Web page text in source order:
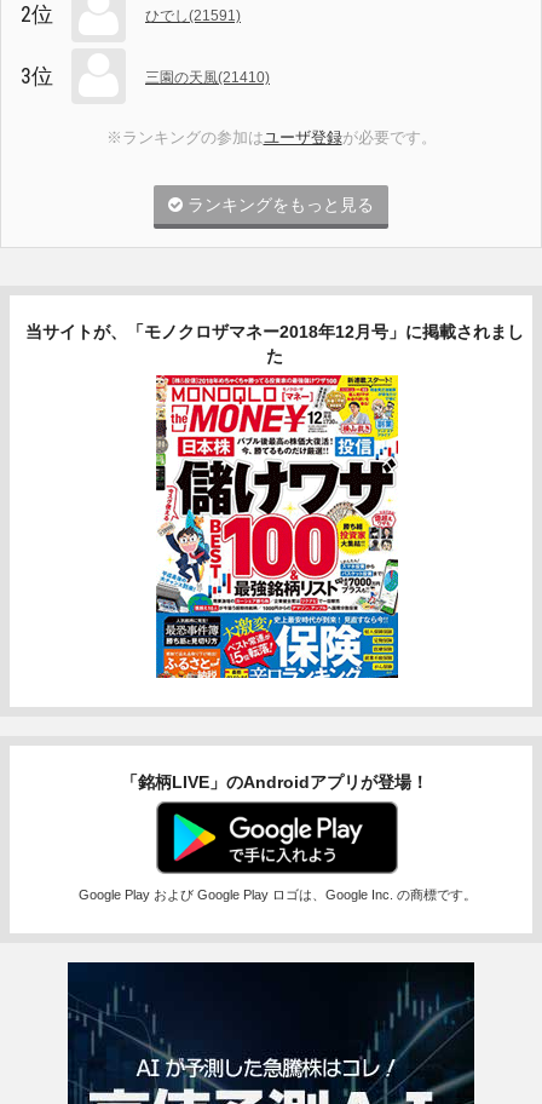
2位 ひでし(21591)
3位 三園の天風(21410)
※ランキングの参加はユーザ登録が必要です。
ランキングをもっと見る
当サイトが、「モノクロザマネー2018年12月号」に掲載されまし
た
「銘柄LIVE」のAndroidアプリが登場！
Google Play および Google Play ロゴは、Google Inc. の商標です。